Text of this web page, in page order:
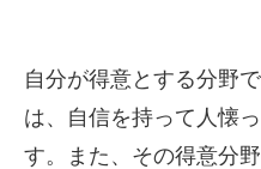
自分が得意とする分野
は、自信を持って人懐
す。また、その得意分